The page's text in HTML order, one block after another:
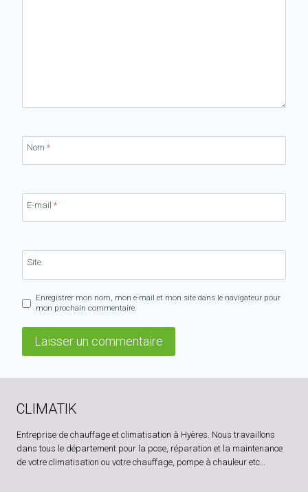
Nom *
E-mail *
Site
Enregistrer mon nom, mon e-mail et mon site dans le navigateur pour
mon prochain commentaire.
CLIMATIK
Entreprise de chauffage et climatisation à Hyères. Nous travaillons
dans tous le département pour la pose, réparation et la maintenance
de votre climatisation ou votre chauffage, pompe à chauleur etc…